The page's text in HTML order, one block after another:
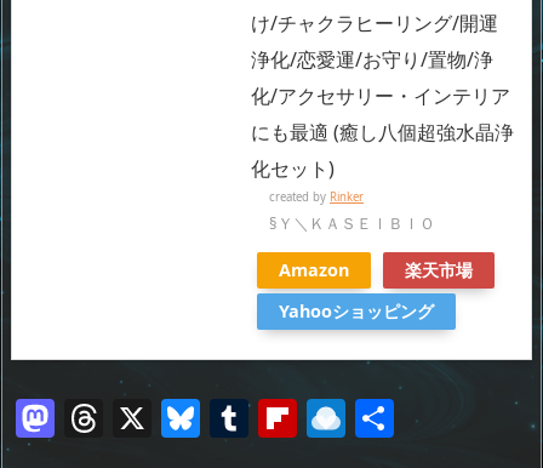
け/チャクラヒーリング/開運
浄化/恋愛運/お守り/置物/浄
化/アクセサリー・インテリア
にも最適 (癒し八個超強水晶浄
化セット)
created by Rinker
§Ｙ＼ＫＡＳＥＩＢＩＯ
Amazon
楽天市場
Yahooショッピング
M T X Bl T Fl R 共